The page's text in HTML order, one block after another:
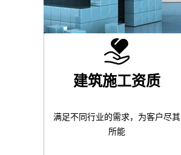
建筑施工资质
满足不同行业的需求，为客户尽其
所能